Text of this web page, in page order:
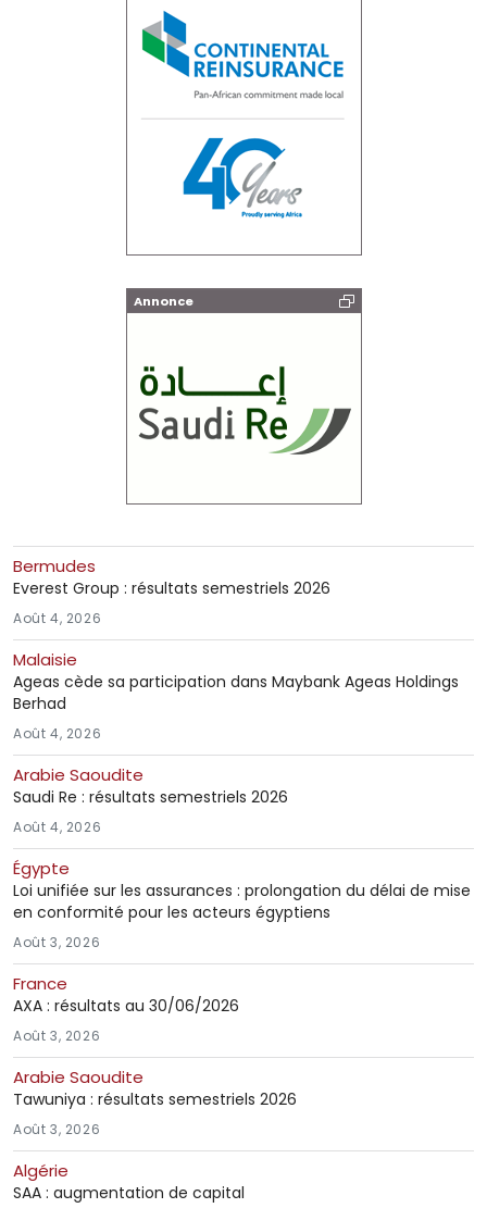
Annonce
Bermudes
Everest Group : résultats semestriels 2026
Août 4, 2026
Malaisie
Ageas cède sa participation dans Maybank Ageas Holdings
Berhad
Août 4, 2026
Arabie Saoudite
Saudi Re : résultats semestriels 2026
Août 4, 2026
Égypte
Loi unifiée sur les assurances : prolongation du délai de mise
en conformité pour les acteurs égyptiens
Août 3, 2026
France
AXA : résultats au 30/06/2026
Août 3, 2026
Arabie Saoudite
Tawuniya : résultats semestriels 2026
Août 3, 2026
Algérie
SAA : augmentation de capital